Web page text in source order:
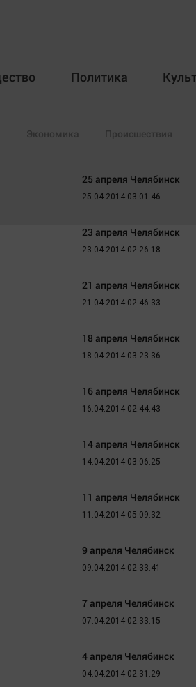
Политика
космический
Афиша
Вкусное
Гороскоп
Качество жизни
Экономика Происшествия
25 апреля Челябинск
25.04.2014 03:01:46
23 апреля Челябинск
23.04.2014 02:26:18
21 апреля Челябинск
21.04.2014 02:46:33
18 апреля Челябинск
18.04.2014 03:23:36
16 апреля Челябинск
16.04.2014 02:44:43
14 апреля Челябинск
14.04.2014 03:06:25
11 апреля Челябинск
11.04.2014 05:09:32
9 апреля Челябинск
09.04.2014 02:33:41
7 апреля Челябинск
07.04.2014 02:33:15
4 апреля Челябинск
04.04.2014 02:31:29